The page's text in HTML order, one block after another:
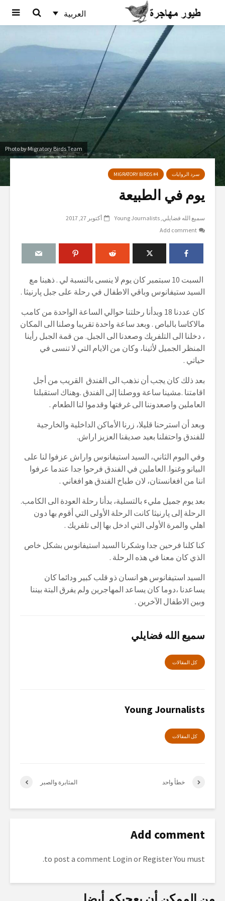
العربية
Photo by Migratory Birds Team
سرد الروايات MIGRATORY BIRDS #4
يوم في الطبيعة
سميع الله فضايلي Young Journalists
أكتوبر 27, 2017
Add comment
السبت 10 سبتمبر كان يوم لا ينسى بالنسبة لي . ذهبنا مع
السيد ستيفانوس وباقي الاطفال في رحلة على جبل پارنيثا .
كان عددنا 18 وبدأنا رحلتنا حوالي الساعة الواحدة من كامب
مالاكاسا بالباص . وبعد ساعة واحدة تقريبا وصلنا الى المكان
، دخلنا الى التلفريك وصعدنا الى الجبل. من قمة الجبل رأينا
المنظر الجميل لأثينا، وكان من الايام التي لا تنسى في
حياتي .
بعد ذلك كان يجب أن نذهب الى الفندق القريب من أجل
اقامتنا .مشينا ساعة ووصلنا إلى الفندق .وهناك استقبلنا
العاملين واصعدوننا الى غرفتها وقدموا لنا الطعام .
وبعد أن استرحنا قليلا، زرنا الأماكن الداخلية والخارجية
للفندق واحتفلنا بعيد صديقنا العزيز اراش.
وفي اليوم الثاني، السيد استيفانوس واراش عزفوا لنا على
البيانو وغنوا. العاملين في الفندق فرحوا جدا عندما عرفوا
اننا من افغانستان، لان طباخ الفندق هو افغاني .
بعد يوم جميل مليء بالتسلية، بدأنا رحلة العودة الى الكامب.
الرحلة إلى پارنيثا كانت الرحلة الأولى التي أقوم بها دون
اهلي والمرة الأولى التي ادخل بها إلى تلفريك .
كنا كلنا فرحين جدا وشكرنا السيد استيفانوس بشكل خاص
الذي كان معنا في هذه الرحلة .
السيد استيفانوس هو انسان ذو قلب كبير ودائما كان
يساعدنا ،دوما كان يساعد المهاجرين ولم يفرق البتة بيننا
وبين الاطفال الآخرين .
سميع الله فضايلي
كل المقالات
Young Journalists
كل المقالات
المثابرة والصبر خطأ واحد
Add comment
You must
Register
Login